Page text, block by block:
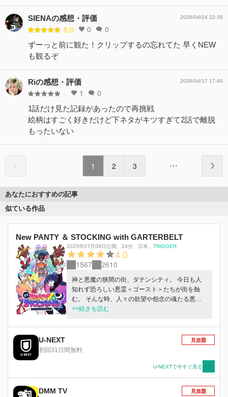
SIENAの感想・評価
5.0 0 0
2026/04/24 22:39
ずーっと前に観た！クリップするの忘れてた 早くNEW
も観るぞ
Riの感想・評価
- 1 0
2026/04/17 17:40
1話だけ見た記録があったので再挑戦
絵柄はすごく好きだけど下ネタがキツすぎて2話で離脱
もったいない
1 2 3
あなたにおすすめの記事
似ている作品
New PANTY ＆ STOCKING with GARTERBELT
2025年07月09日公開、 24分、 日本、 TRIGGER
4.0
1567 2610
神と悪魔の狭間の街、ダテンシティ。 今日も人
知れず恐ろしい悪霊＜ゴースト＞たちが街を蝕
む。 そんな時、人々の欲望や怨念の魂たる悪霊
＜ゴースト＞を、人知の及ばぬ光をもって消し去
ッキング！！ 地上に蔓延る闇を祓う使命を託さ
れた堕天使姉妹。 その正体は果たして神の使い
か…悪魔の僕（しもべ）か…。
>>続きを読む
U-NEXT
初回31日間無料
見放題
U-NEXTで今すぐ見る
DMM TV 見放題